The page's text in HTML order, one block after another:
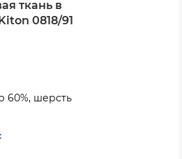
ткань в
0818/91
60%, шерсть